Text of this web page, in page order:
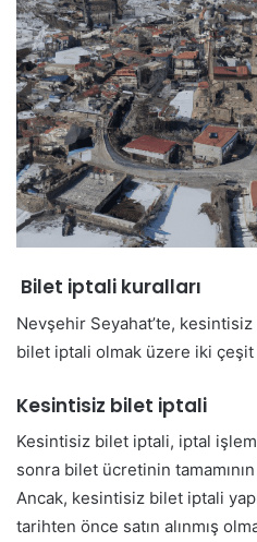
Bilet iptali kuralları
Nevşehir Seyahat’te,
bilet iptali olmak üzere iki
Kesintisiz bilet iptali
Kesintisiz bilet iptali, iptal
sonra bilet ücretinin
Ancak, kesintisiz bilet iptali
tarihten önce satın alınmış